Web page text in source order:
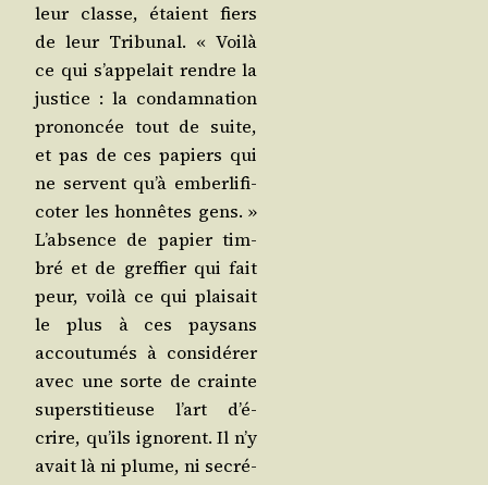
leur classe, étaient fiers
de leur Tri­bu­nal. « Voi­là
ce qui s’ap­pe­lait rendre la
jus­tice : la condam­na­tion
pro­non­cée tout de suite,
et pas de ces papiers qui
ne servent qu’à ember­li­fi­
co­ter les hon­nêtes gens. »
L’ab­sence de papier tim­
bré et de gref­fier qui fait
peur, voi­là ce qui plai­sait
le plus à ces pay­sans
accou­tu­més à consi­dé­rer
avec une sorte de crainte
super­sti­tieuse l’art d’é­
crire, qu’ils ignorent. Il n’y
avait là ni plume, ni secré­